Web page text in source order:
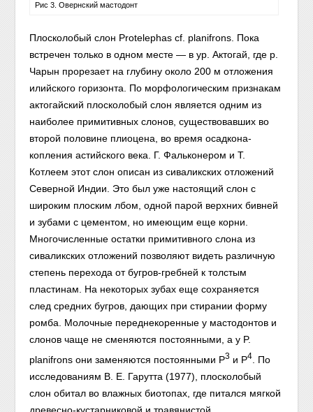
Рис 3. Овернский мастодонт
Плосколобый слон Protelephas cf. planifrons. Пока
встречен только в одном месте — в ур. Актогай, где р.
Чарын прорезает на глубину около 200 м отложения
илийского горизонта. По морфологическим признакам
актогайский плосколобый слон является одним из
наиболее примитивных слонов, существовавших во
второй половине плиоцена, во время осадкона-
копления астийского века. Г. Фальконером и Т.
Котлеем этот слон описан из сиваликских отложений
Северной Индии. Это был уже настоящий слон с
широким плоским лбом, одной парой верхних бивней
и зубами с цементом, но имеющим еще корни.
Многочисленные остатки примитивного слона из
сиваликских отложений позволяют видеть различную
степень перехода от бугров-гребней к толстым
пластинам. На некоторых зубах еще сохраняется
след средних бугров, дающих при стирании форму
ромба. Молочные переднекоренные у мастодонтов и
слонов чаще не сменяются постоянными, а у P.
planifrons они заменяются постоянными Р3 и Р4
. По
исследованиям В. Е. Гарутта (1977), плосколобый
слон обитал во влажных биотопах, где питался мягкой